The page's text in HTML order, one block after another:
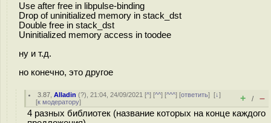
Use after free in libpulse-binding
Drop of uninitialized memory in stack_dst
Double free in stack_dst
Uninitialized memory access in toodee
ну и т.д.
но конечно, это другое
3.87 ,Alladin (?), 21:04, 24/09/2021 [^] [^^] [^^^] [ответить][↓]
[к модератору] + / –
4 разных библиотек (название которых на конце каждого